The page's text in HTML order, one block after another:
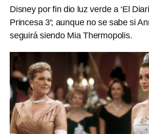
Disney por fin dio luz verde a ‘El
Princesa 3′; aunque no se sabe si
seguirá siendo Mia Thermopolis.